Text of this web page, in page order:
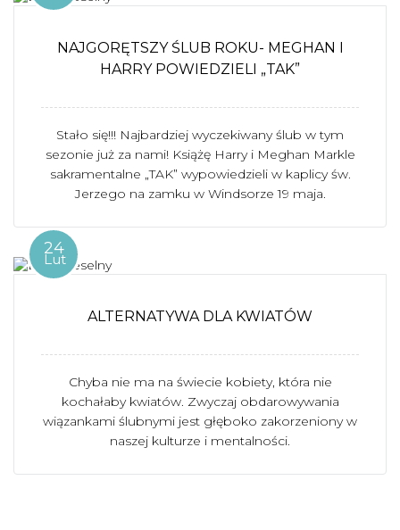
NAJGORĘTSZY ŚLUB ROKU- MEGHAN I
HARRY POWIEDZIELI „TAK”
Stało się!!! Najbardziej wyczekiwany ślub w tym
sezonie już za nami! Książę Harry i Meghan Markle
sakramentalne „TAK” wypowiedzieli w kaplicy św.
Jerzego na zamku w Windsorze 19 maja.
24
Lut
ALTERNATYWA DLA KWIATÓW
Chyba nie ma na świecie kobiety, która nie
kochałaby kwiatów. Zwyczaj obdarowywania
wiązankami ślubnymi jest głęboko zakorzeniony w
naszej kulturze i mentalności.